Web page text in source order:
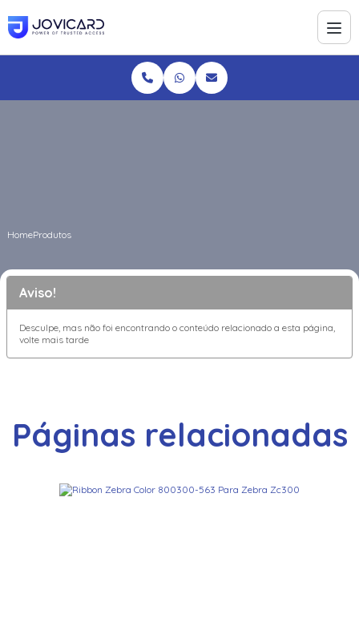
HomeProdutos
Aviso!
Desculpe, mas não foi encontrando o conteúdo relacionado a esta página,
volte mais tarde
Páginas relacionadas